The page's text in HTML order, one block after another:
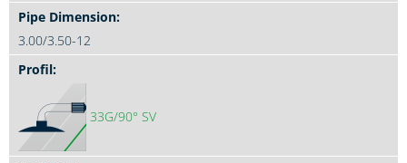
3.00/3.50-12
33G/90° SV